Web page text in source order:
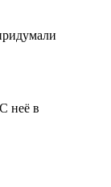
неё в